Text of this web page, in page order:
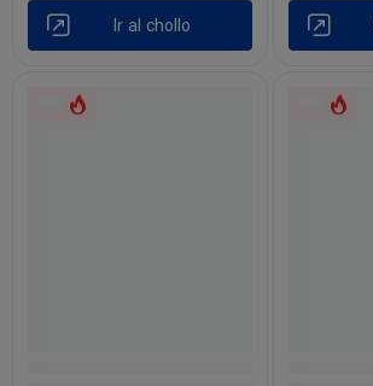
Ir al chollo